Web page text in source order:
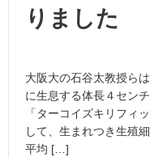
りました
大阪大の石谷太教授ら
に生息する体長４セン
「ターコイズキリフィ
して、生まれつき生殖
平均 […]